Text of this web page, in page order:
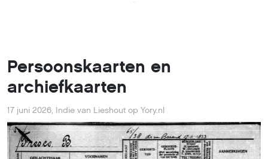
Persoonskaarten en
archiefkaarten
17 juni 2026, Indie van Lieshout op Yory.nl